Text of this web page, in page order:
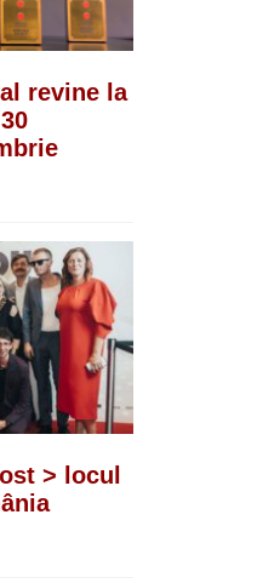
revine la
> locul